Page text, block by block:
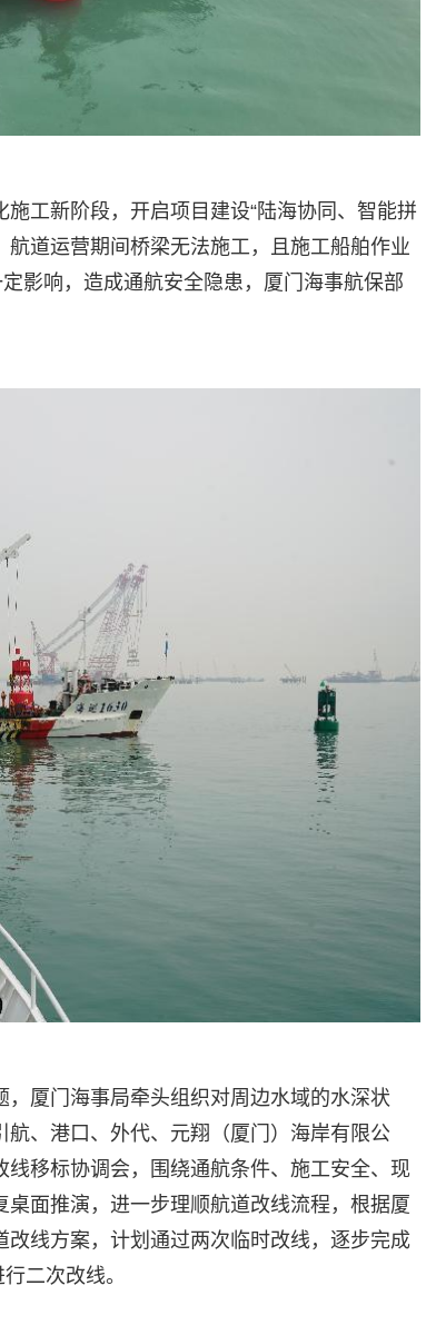
工新阶段，开启项目建设“陆海协同、智能拼
道运营期间桥梁无法施工，且施工船舶作业
影响，造成通航安全隐患，厦门海事航保部
厦门海事局牵头组织对周边水域的水深状
、港口、外代、元翔（厦门）海岸有限公
移标协调会，围绕通航条件、施工安全、现
面推演，进一步理顺航道改线流程，根据厦
线方案，计划通过两次临时改线，逐步完成
二次改线。